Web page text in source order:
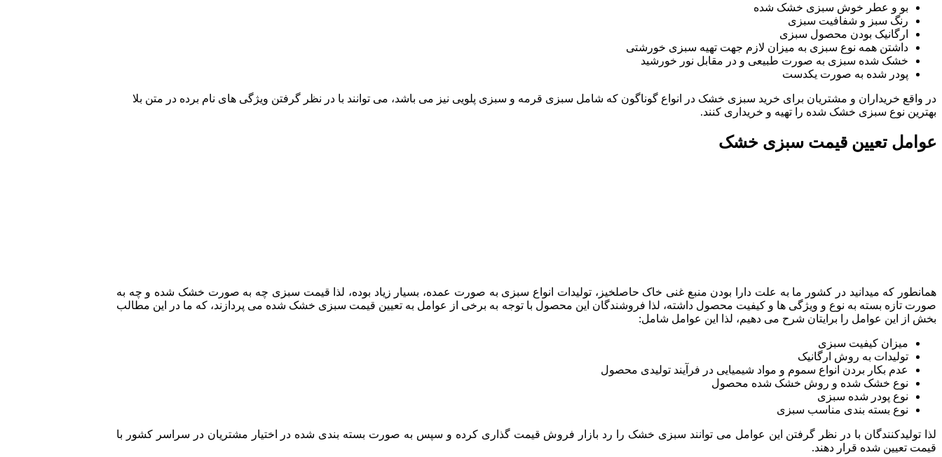
بو و عطر خوش سبزی خشک شده
رنگ سبز و شفافیت سبزی
ارگانیک بودن محصول سبزی
داشتن همه نوع سبزی به میزان لازم جهت تهیه سبزی خورشتی
خشک شده سبزی به صورت طبیعی و در مقابل نور خورشید
پودر شده به صورت یکدست
در واقع خریداران و مشتریان برای خرید سبزی خشک در انواع گوناگون که شامل سبزی قرمه و سبزی پلویی نیز می باشد، می توانند با در نظر گرفتن ویژگی های نام برده در متن بلا
بهترین نوع سبزی خشک شده را تهیه و خریداری کنند.
عوامل تعیین قیمت سبزی خشک
همانطور که میدانید در کشور ما به علت دارا بودن منبع غنی خاک حاصلخیز، تولیدات انواع سبزی به صورت عمده، بسیار زیاد بوده، لذا قیمت سبزی چه به صورت خشک شده و چه به
صورت تازه بسته به نوع و ویژگی ها و کیفیت محصول داشته، لذا فروشندگان این محصول با توجه به برخی از عوامل به تعیین قیمت سبزی خشک شده می پردازند، که ما در این مطالب
بخش از این عوامل را برایتان شرح می دهیم، لذا این عوامل شامل:
میزان کیفیت سبزی
تولیدات به روش ارگانیک
عدم بکار بردن انواع سموم و مواد شیمیایی در فرآیند تولیدی محصول
نوع خشک شده و روش خشک شده محصول
نوع پودر شده سبزی
نوع بسته بندی مناسب سبزی
لذا تولیدکنندگان با در نظر گرفتن این عوامل می توانند سبزی خشک را رد بازار فروش قیمت گذاری کرده و سپس به صورت بسته بندی شده در اختیار مشتریان در سراسر کشور با
قیمت تعیین شده قرار دهند.